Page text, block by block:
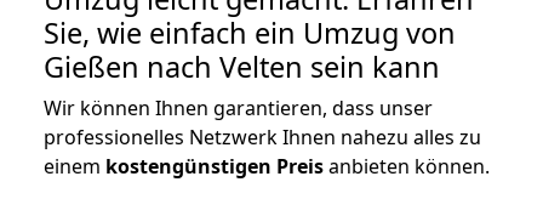
Sie, wie einfach ein Umzug von
Gießen nach Velten sein kann
Wir können Ihnen garantieren, dass unser
professionelles Netzwerk Ihnen nahezu alles zu
einem kostengünstigen Preisanbieten können.